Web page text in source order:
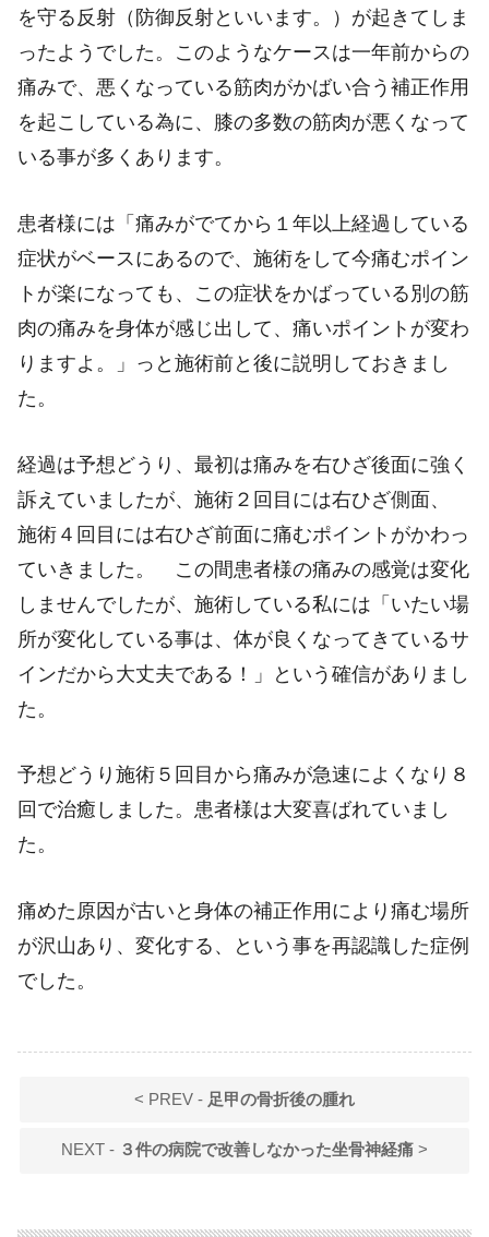
を守る反射（防御反射といいます。）が起きてしま
ったようでした。このようなケースは一年前からの
痛みで、悪くなっている筋肉がかばい合う補正作用
を起こしている為に、膝の多数の筋肉が悪くなって
いる事が多くあります。
患者様には「痛みがでてから１年以上経過している
症状がベースにあるので、施術をして今痛むポイン
トが楽になっても、この症状をかばっている別の筋
肉の痛みを身体が感じ出して、痛いポイントが変わ
りますよ。」っと施術前と後に説明しておきまし
た。
経過は予想どうり、最初は痛みを右ひざ後面に強く
訴えていましたが、施術２回目には右ひざ側面、
施術４回目には右ひざ前面に痛むポイントがかわっ
ていきました。 この間患者様の痛みの感覚は変化
しませんでしたが、施術している私には「いたい場
所が変化している事は、体が良くなってきているサ
インだから大丈夫である！」という確信がありまし
た。
予想どうり施術５回目から痛みが急速によくなり８
回で治癒しました。患者様は大変喜ばれていまし
た。
痛めた原因が古いと身体の補正作用により痛む場所
が沢山あり、変化する、という事を再認識した症例
でした。
< PREV - 足甲の骨折後の腫れ
NEXT - ３件の病院で改善しなかった坐骨神経痛 >